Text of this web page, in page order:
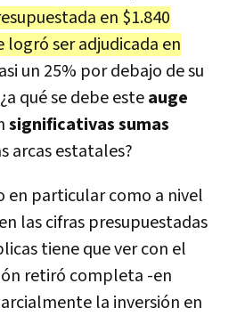
en $1.840
ser adjudicada en
un 25% por debajo de su
qué se debe esteauge
significativas sumas
arcas estatales?
en particular como a nivel
las cifras presupuestadas
tiene que ver con el
retiró completa -en
la inversión en